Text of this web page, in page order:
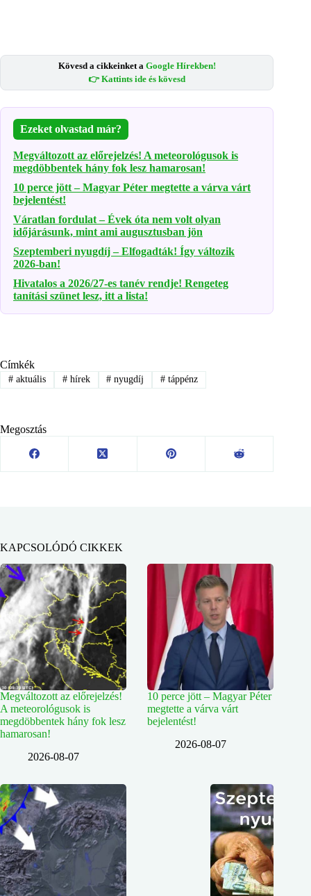
Kövesd a cikkeinket a Google Hírekben!
👉 Kattints ide és kövesd
Ezeket olvastad már?
Megváltozott az előrejelzés! A meteorológusok is
megdöbbentek hány fok lesz hamarosan!
10 perce jött – Magyar Péter megtette a várva várt
bejelentést!
Váratlan fordulat – Évek óta nem volt olyan
időjárásunk, mint ami augusztusban jön
Szeptemberi nyugdíj – Elfogadták! Így változik
2026-ban!
Hivatalos a 2026/27-es tanév rendje! Rengeteg
tanítási szünet lesz, itt a lista!
Címkék
#aktuális #hírek # nyugdíj # táppénz
Megosztás
KAPCSOLÓDÓ CIKKEK
Megváltozott az előrejelzés!
A meteorológusok is
megdöbbentek hány fok lesz
hamarosan!
2026-08-07
10 perce jött – Magyar Péter
megtette a várva várt
bejelentést!
2026-08-07